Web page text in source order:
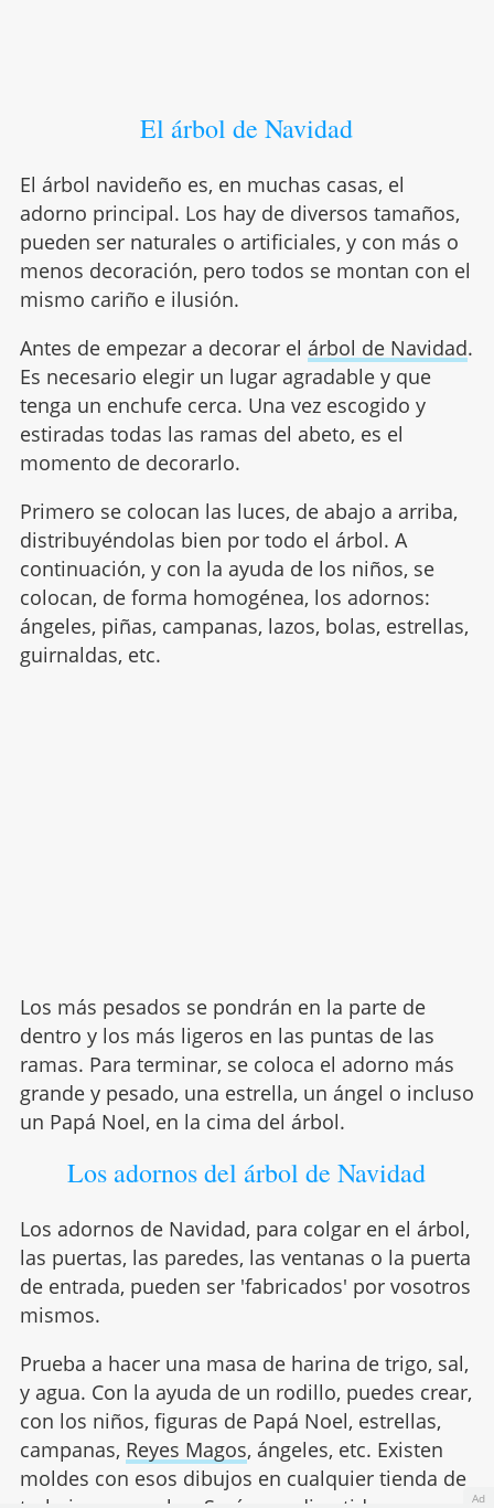
El árbol de Navidad
El árbol navideño es, en muchas casas, el
adorno principal. Los hay de diversos tamaños,
pueden ser naturales o artificiales, y con más o
menos decoración, pero todos se montan con el
mismo cariño e ilusión.
Antes de empezar a decorar el árbol de Navidad.
Es necesario elegir un lugar agradable y que
tenga un enchufe cerca. Una vez escogido y
estiradas todas las ramas del abeto, es el
momento de decorarlo.
Primero se colocan las luces, de abajo a arriba,
distribuyéndolas bien por todo el árbol. A
continuación, y con la ayuda de los niños, se
colocan, de forma homogénea, los adornos:
ángeles, piñas, campanas, lazos, bolas, estrellas,
guirnaldas, etc.
Los más pesados se pondrán en la parte de
dentro y los más ligeros en las puntas de las
ramas. Para terminar, se coloca el adorno más
grande y pesado, una estrella, un ángel o incluso
un Papá Noel, en la cima del árbol.
Los adornos del árbol de Navidad
Los adornos de Navidad, para colgar en el árbol,
las puertas, las paredes, las ventanas o la puerta
de entrada, pueden ser 'fabricados' por vosotros
mismos.
Prueba a hacer una masa de harina de trigo, sal,
y agua. Con la ayuda de un rodillo, puedes crear,
con los niños, figuras de Papá Noel, estrellas,
campanas, Reyes Magos, ángeles, etc. Existen
moldes con esos dibujos en cualquier tienda de
Ad